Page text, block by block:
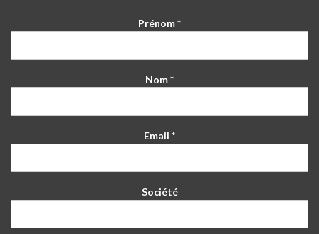
Prénom *
Nom *
Email *
Société